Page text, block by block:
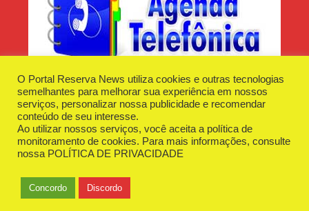
Desenvolvido e Hospedado porPlugin Informática
Reserva News Tecnologia - CNPJ - 42.509.198/0001-83
O Portal Reserva News utiliza cookies e outras tecnologias
semelhantes para melhorar sua experiência em nossos
serviços, personalizar nossa publicidade e recomendar
conteúdo de seu interesse.
Ao utilizar nossos serviços, você aceita a política de
monitoramento de cookies. Para mais informações, consulte
nossa POLÍTICA DE PRIVACIDADE
Concordo Discordo